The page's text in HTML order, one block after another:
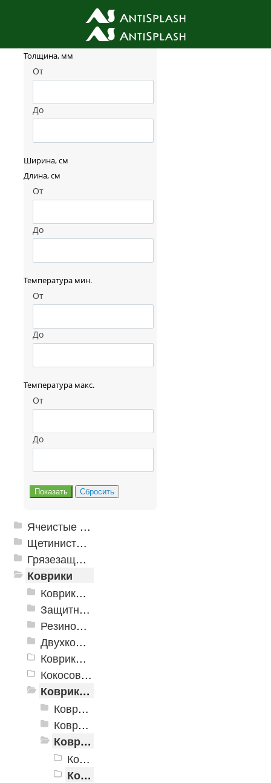
Фильтр товаров
Толщина, мм
От
До
Ширина, см
Длина, см
От
До
Температура мин.
От
До
Температура макс.
От
До
Ячеистые грязезащитные покрытия
Щетинистые покрытия
Грязезащитные, влаговпитывающие покрытия
Коврики
Коврики влаговпитывающие
Защитные коврики и лотки
Резиновые коврики
Двухкомпонентные коврики
Коврики на пенорезине
Кокосовые коврики
Коврики для ванн
Коврики для ванн «V-Line»
Коврики для ванн «V-Line», фотопечать
Коврики для ванн против скольжения
Коврик против скольжения "Лето"
Коврик против скольжения "Массажный"